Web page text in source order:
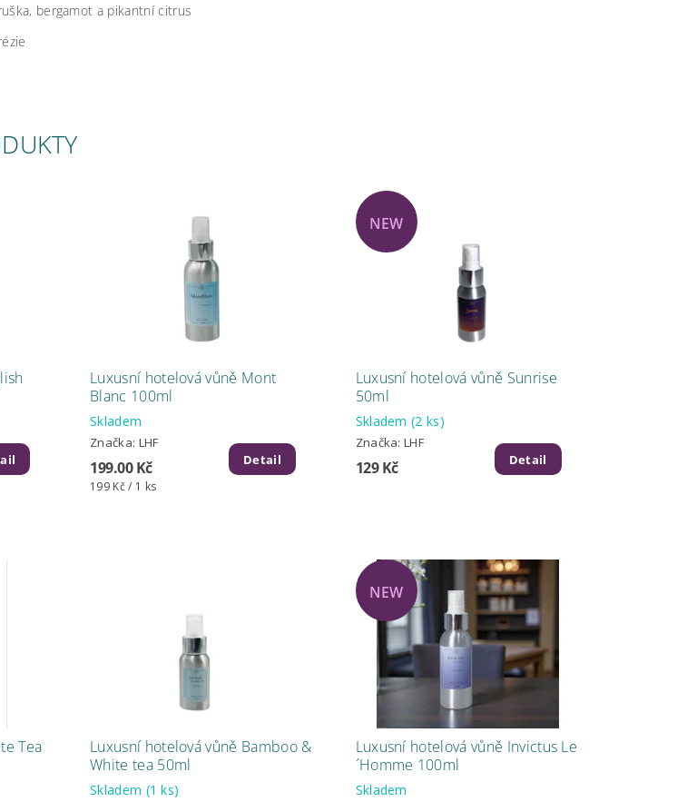
bergamot a pikantní citrus
Luxusní hotelová vůně Mont
Blanc 100ml
Skladem
Značka: LHF
199.00 Kč
199 Kč / 1 ks
Detail
NEW
Luxusní hotelová vůně Sunrise
50ml
Skladem(2 ks)
Značka:LHF
129 Kč Detail
Tea
Luxusní hotelová vůně Bamboo &
White tea 50ml
Skladem (1 ks)
NEW
Luxusní hotelová vůně Invictus Le
´Homme 100ml
Skladem